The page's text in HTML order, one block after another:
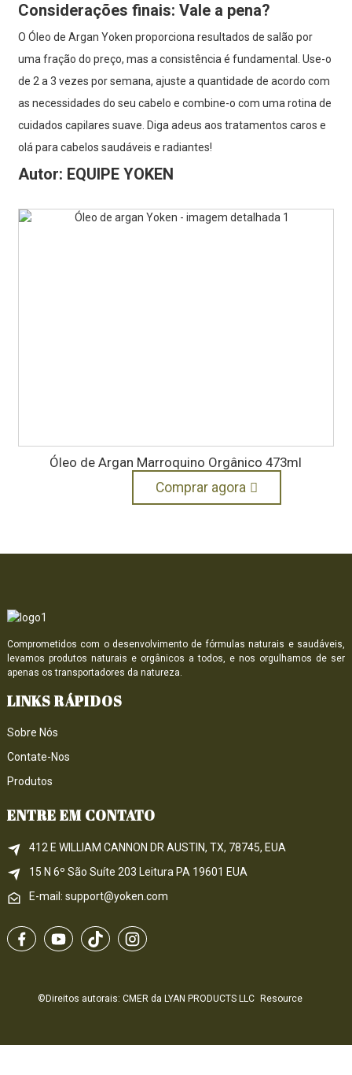
Considerações finais: Vale a pena?
O Óleo de Argan Yoken proporciona resultados de salão por
uma fração do preço, mas a consistência é fundamental. Use-o
de 2 a 3 vezes por semana, ajuste a quantidade de acordo com
as necessidades do seu cabelo e combine-o com uma rotina de
cuidados capilares suave. Diga adeus aos tratamentos caros e
olá para cabelos saudáveis ​​e radiantes!
Autor: EQUIPE YOKEN
Óleo de Argan Marroquino Orgânico 473ml
Comprar agora
Comprometidos com o desenvolvimento de fórmulas naturais e saudáveis,
levamos produtos naturais e orgânicos a todos, e nos orgulhamos de ser
apenas os transportadores da natureza.
LINKS RÁPIDOS
Sobre Nós
Contate-Nos
Produtos
ENTRE EM CONTATO
412 E WILLIAM CANNON DR AUSTIN, TX, 78745, EUA
15 N 6º São Suíte 203 Leitura PA 19601 EUA
E-mail: support@yoken.com
©Direitos autorais: CMER da LYAN PRODUCTS LLC Resource